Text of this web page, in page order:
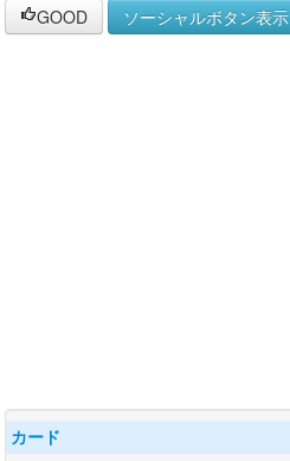
GOOD
ソーシャルボタン表示
カード